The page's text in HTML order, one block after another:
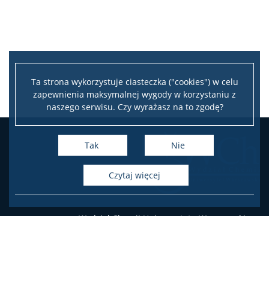
Ta strona wykorzystuje ciasteczka ("cookies") w celu
zapewnienia maksymalnej wygody w korzystaniu z
naszego serwisu. Czy wyrażasz na to zgodę?
Tak Nie
czytaj więcej
Wydział Chemii Uniwersytetu Warszawskiego